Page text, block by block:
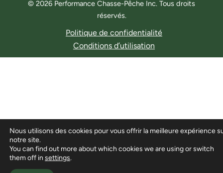
© 2026 Performance Chasse-Pêche Inc. Tous droits
réservés.
Politique de confidentialité
Conditions d’utilisation
Nous utilisons des cookies pour vous offrir la meilleure expérience
notre site.
You can find out more about which cookies we are using or switch
them off in settings.